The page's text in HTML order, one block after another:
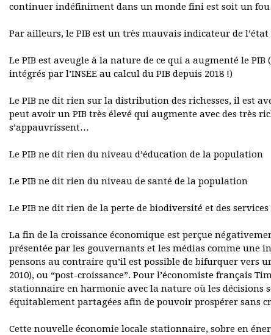
continuer indéfiniment dans un monde fini est soit un
Par ailleurs, le PIB est un très mauvais indicateur de
Le PIB est aveugle à la nature de ce qui a augmenté le
intégrés par l’INSEE au calcul du PIB depuis 2018 !)
Le PIB ne dit rien sur la distribution des richesses, il est
peut avoir un PIB très élevé qui augmente avec des très
s’appauvrissent…
Le PIB ne dit rien du niveau d’éducation de la population
Le PIB ne dit rien du niveau de santé de la population
Le PIB ne dit rien de la perte de biodiversité et des
La fin de la croissance économique est perçue
présentée par les gouvernants et les médias comme une
pensons au contraire qu’il est possible de bifurquer vers
2010), ou “post-croissance”. Pour l’économiste français
stationnaire en harmonie avec la nature où les décisions
équitablement partagées afin de pouvoir prospérer sans
Cette nouvelle économie locale stationnaire, sobre en